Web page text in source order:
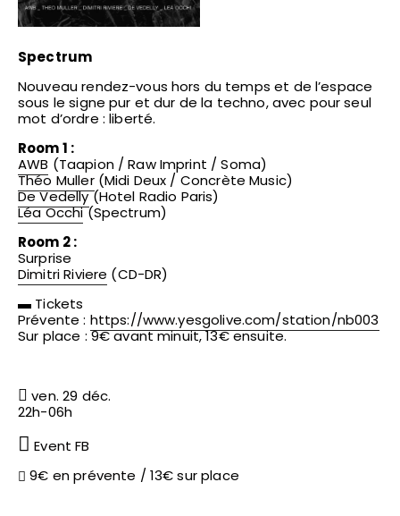
Spectrum
Nouveau rendez-vous hors du temps et de l’espace
sous le signe pur et dur de la techno, avec pour seul
mot d’ordre : liberté.
Room 1 :
AWB (Taapion / Raw Imprint / Soma)
Théo Muller(Midi Deux / Concrète Music)
De Vedelly(Hotel Radio Paris)
Léa Occhi(Spectrum)
Room 2 :
Surprise
Dimitri Riviere (CD-DR)
▬ Tickets
Prévente : https://www.yesgolive.com/station/nb003
Sur place : 9€ avant minuit, 13€ ensuite.
ven. 29 déc.
22h-06h
Event FB
9€ en prévente / 13€ sur place